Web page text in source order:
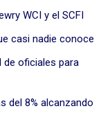
WCI y el SCFI
casi nadie conoce
de oficiales para
del 8% alcanzando